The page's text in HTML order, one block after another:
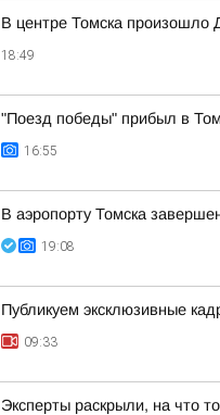
В центре Томска произошло
18:49
"Поезд победы" прибыл в
16:55
В аэропорту Томска
19:08
Публикуем эксклюзивные
09:33
Эксперты раскрыли, на что